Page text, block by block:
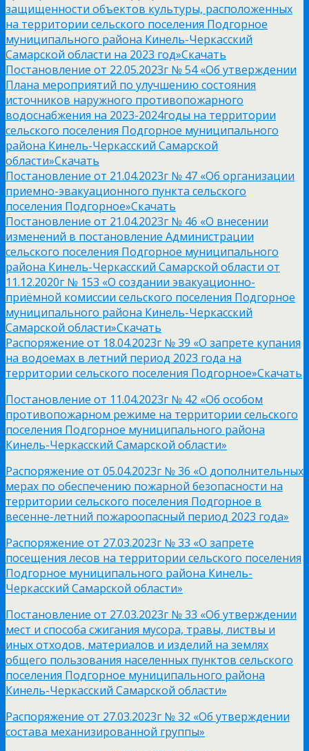
защищенности объектов культуры, расположенных
на территории сельского поселения Подгорное
муниципального района Кинель-Черкасский
Самарской области на 2023 год»Скачать
Постановление от 22.05.2023г № 54 «Об утверждении
Плана мероприятий по улучшению состояния
источников наружного противопожарного
водоснабжения на 2023-2024годы на территории
сельского поселения Подгорное муниципального
района Кинель-Черкасский Самарской
области»Скачать
Постановление от 21.04.2023г № 47 «Об организации
приемно-эвакуационного пункта сельского
поселения Подгорное»Скачать
Постановление от 21.04.2023г № 46 «О внесении
изменений в постановление Администрации
сельского поселения Подгорное муниципального
района Кинель-Черкасский Самарской области от
11.12.2020г № 153 «О создании эвакуационно-
приёмной комиссии сельского поселения Подгорное
муниципального района Кинель-Черкасский
Самарской области»Скачать
Распоряжение от 18.04.2023г № 39 «О запрете купания
на водоемах в летний период 2023 года на
территории сельского поселения Подгорное»Скачать
Постановление от 11.04.2023г № 42 «Об особом
противопожарном режиме на территории сельского
поселения Подгорное муниципального района
Кинель-Черкасский Самарской области»
Распоряжение от 05.04.2023г № 36 «О дополнительных
мерах по обеспечению пожарной безопасности на
территории сельского поселения Подгорное в
весенне-летний пожароопасный период 2023 года»
Распоряжение от 27.03.2023г № 33 «О запрете
посещения лесов на территории сельского поселения
Подгорное муниципального района Кинель-
Черкасский Самарской области»
Постановление от 27.03.2023г № 33 «Об утверждении
мест и способа сжигания мусора, травы, листвы и
иных отходов, материалов и изделий на землях
общего пользования населенных пунктов сельского
поселения Подгорное муниципального района
Кинель-Черкасский Самарской области»
Распоряжение от 27.03.2023г № 32 «Об утверждении
состава механизированной группы»